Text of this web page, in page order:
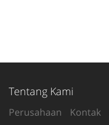
Tentang Kami
Perusahaan Kontak